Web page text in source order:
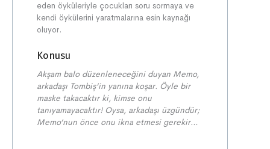
eden öyküleriyle çocukları soru sormaya ve
kendi öykülerini yaratmalarına esin kaynağı
oluyor.
Konusu
Akşam balo düzenleneceğini duyan Memo,
arkadaşı Tombiş’in yanına koşar. Öyle bir
maske takacaktır ki, kimse onu
tanıyamayacaktır! Oysa, arkadaşı üzgündür;
Memo’nun önce onu ikna etmesi gerekir…